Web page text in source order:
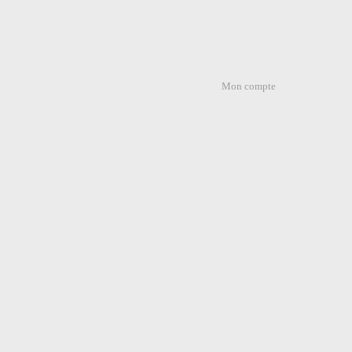
Mon compte